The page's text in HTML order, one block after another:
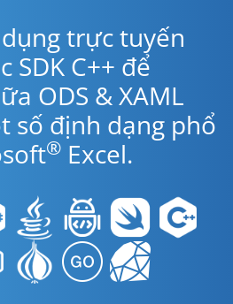
trực tuyến
SDK C++ để
ODS & XAML
số định dạng phổ
® Excel.